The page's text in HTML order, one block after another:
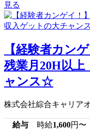
見る
【経験者カン
残業月20H以
ャンス☆
株式会社綜合キャリア
給与 時給1,600円〜